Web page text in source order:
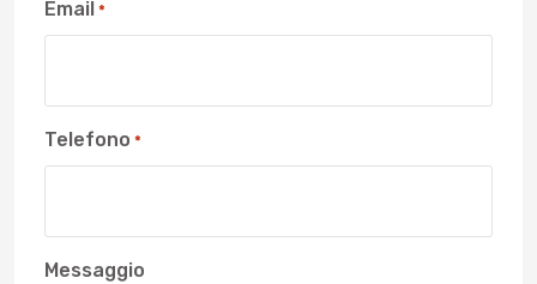
Email *
Telefono *
Messaggio